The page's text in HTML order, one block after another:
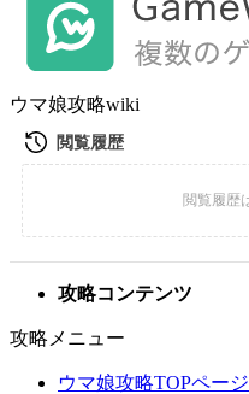
ウマ娘攻略wiki
攻略コンテンツ
攻略メニュー
ウマ娘攻略TOPページ